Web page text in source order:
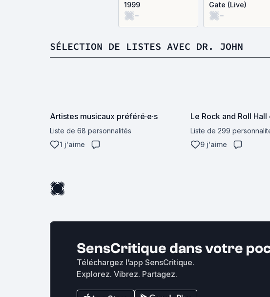
1999
-
Gate (Live)
-
SÉLECTION DE LISTES AVEC DR. JOHN
Artistes musicaux préféré·e·s
Liste de 68 personnalités
1 j'aime
Le Rock and Roll Hall
Liste de 299
9 j'aime
SensCritique dans votre
Téléchargez l’app SensCritique.
Explorez. Vibrez. Partagez.